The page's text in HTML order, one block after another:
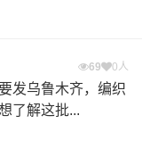
69 0人
发乌鲁木齐，编织
了解这批...